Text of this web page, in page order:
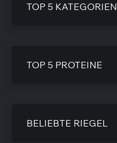
TOP 5 KATEGORIEN
TOP 5 PROTEINE
BELIEBTE RIEGEL